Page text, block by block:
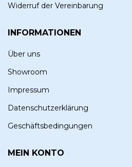
Widerruf der Vereinbarung
INFORMATIONEN
Über uns
Showroom
Impressum
Datenschutzerklärung
Geschäftsbedingungen
MEIN KONTO